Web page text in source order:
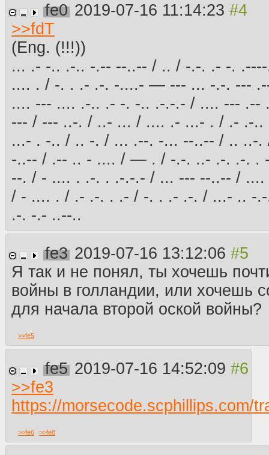
fe0 2019-07-16 11:14:23
>>fdT
(Eng. (!!!))
... .- -.. .-.. -.-- --..-- / .. / -.-. .- -.
.... . / -. . .- .-. -....- — --- ... -.-. ---
.... --- .... .-.. .- -. -.. .-.-.- / .... --- .--
--- / --- ..-. / ..- ... / .... .- ...- . / .- .-
...- . -.. / .. -. / ... .--. -... --..-- / .. ..-
-..-- / .-- .. - .... / — . / -.-. ..- .-. .-. .
--. / - .... . .-. . .-.-.- / ... --- --..-- /
/ - .... . / .- .-. . .- / -. . .- .-. / ...- .. -
.-. -.- ..--..
fe3 2019-07-16 13:12:06
Я так и не понял, ты хочешь
войны в голландии, или хочешь
для начала второй оской войны?
>>fe5
fe5 2019-07-16 14:52:09
>>fe3
https://morsecode.scphillips.com/
>>fe6 >>fe8